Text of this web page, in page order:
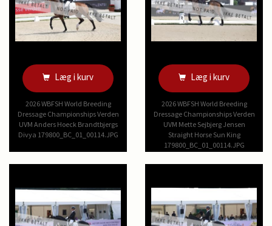
Læg i kurv
2026 WBFSH World Breeding
Dressage Championships Verden
UVM Anders Hoeck Brandtbjergs
Divya 179800_BC_01_00114.JPG
Læg i kurv
2026 WBFSH World Breeding
Dressage Championships Verden
UVM Mette Sejbjerg Jensen
Straight Horse Sun King
179800_BC_01_00114.JPG